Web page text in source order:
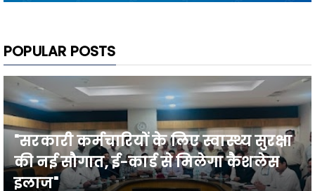
POPULAR POSTS
"सरकारी कर्मचारियों के लिए स्वास्थ्य सुरक्षा
की नई सौगात, ई-कार्ड से मिलेगा कैशलेस
इलाज"